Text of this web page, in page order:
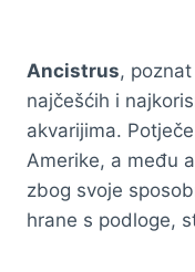
Ancistrus,
najčešćih i
akvarijima.
Amerike, a među
zbog svoje
hrane s podloge,